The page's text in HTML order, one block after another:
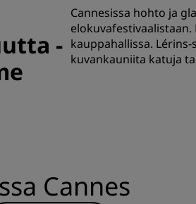
-
Cannesissa hohto ja
kauppahallissa.
kuvankauniita katuja
Cannes